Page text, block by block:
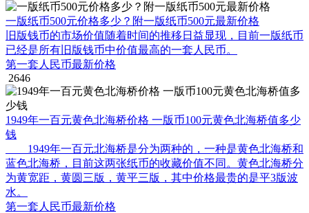
一版纸币500元价格多少？附一版纸币500元最新价格
旧版钱币的市场价值随着时间的推移日益显现，目前一版纸币
已经是所有旧版钱币中价值最高的一套人民币。
第一套人民币最新价格
2646
1949年一百元黄色北海桥价格 一版币100元黄色北海桥值多少
钱
1949年一百元北海桥是分为两种的，一种是黄色北海桥和
蓝色北海桥，目前这两张纸币的收藏价值不同。黄色北海桥分
为黄宽距，黄圆三版，黄平三版，其中价格最贵的是平3版波
水。
第一套人民币最新价格